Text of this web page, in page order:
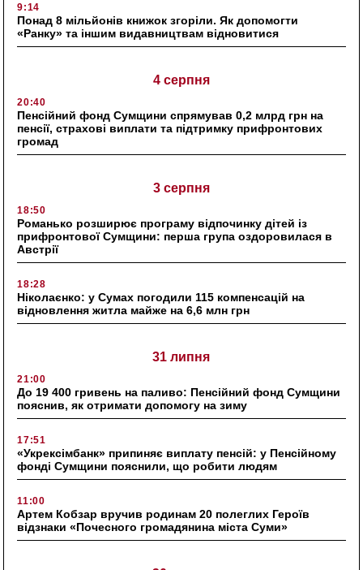
9:14
Понад 8 мільйонів книжок згоріли. Як допомогти
«Ранку» та іншим видавництвам відновитися
4 серпня
20:40
Пенсійний фонд Сумщини спрямував 0,2 млрд грн на
пенсії, страхові виплати та підтримку прифронтових
громад
3 серпня
18:50
Романько розширює програму відпочинку дітей із
прифронтової Сумщини: перша група оздоровилася в
Австрії
18:28
Ніколаєнко: у Сумах погодили 115 компенсацій на
відновлення житла майже на 6,6 млн грн
31 липня
21:00
До 19 400 гривень на паливо: Пенсійний фонд Сумщини
пояснив, як отримати допомогу на зиму
17:51
«Укрексімбанк» припиняє виплату пенсій: у Пенсійному
фонді Сумщини пояснили, що робити людям
11:00
Артем Кобзар вручив родинам 20 полеглих Героїв
відзнаки «Почесного громадянина міста Суми»